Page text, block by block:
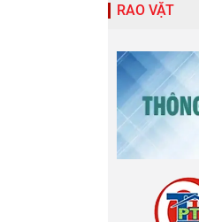
RAO VẶT